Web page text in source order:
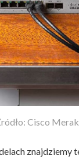
Cisco
znajdziemy